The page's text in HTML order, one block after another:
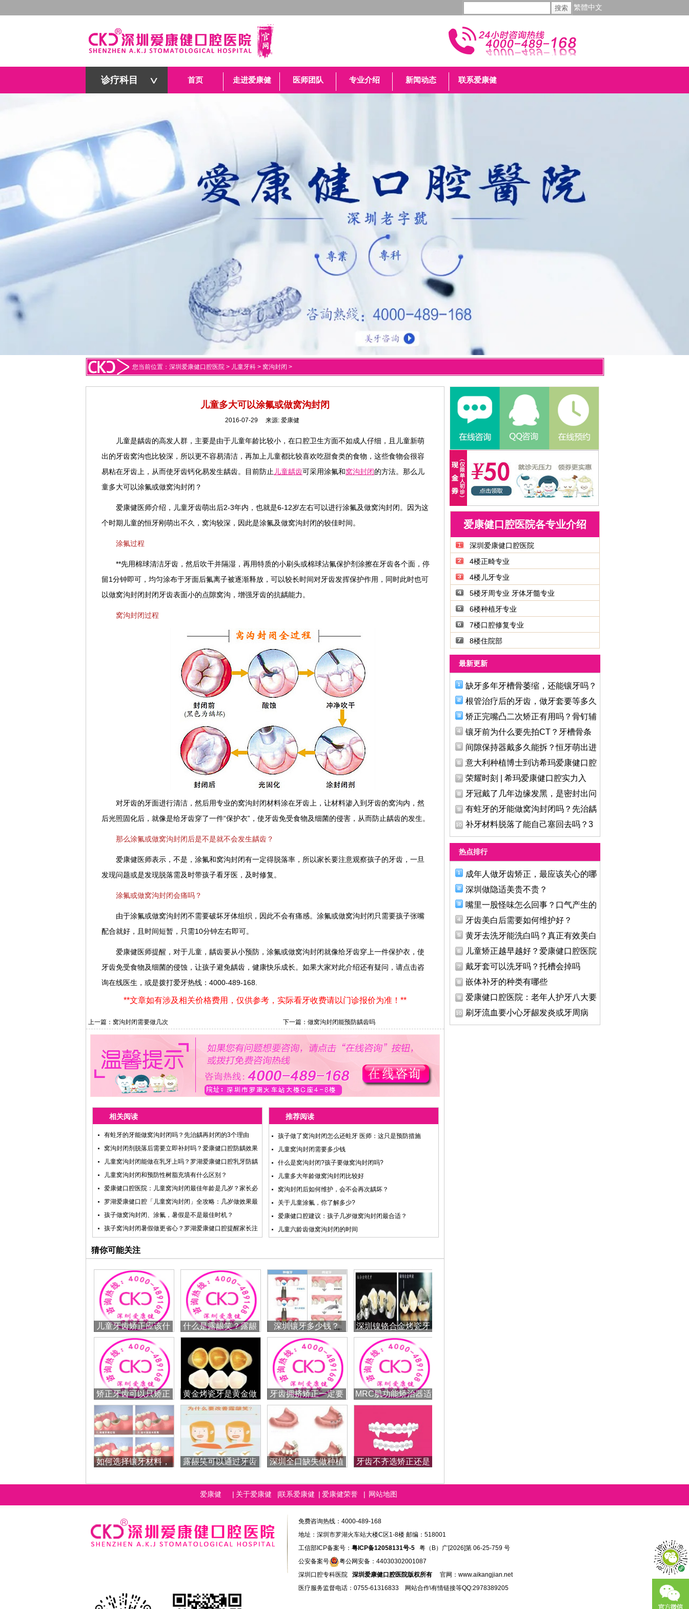
繁體中文
诊疗科目 首页 走进爱康健 医师团队 专业介绍 新闻动态 联系爱康健
您当前位置： 深圳爱康健口腔医院 > 儿童牙科 > 窝沟封闭 >
儿童多大可以涂氟或做窝沟封闭
2016-07-29 来源: 爱康健
儿童是龋齿的高发人群，主要是由于儿童年龄比较小，在口腔卫生方面不如成人仔细，且儿童新萌
出的牙齿窝沟也比较深，所以更不容易清洁，再加上儿童都比较喜欢吃甜食类的食物，这些食物会很容
易粘在牙齿上，从而使牙齿钙化易发生龋齿。目前防止 儿童龋齿可采用涂氟和窝沟封闭的方法。那么儿
童多大可以涂氟或做窝沟封闭？
爱康健医师介绍，儿童牙齿萌出后2-3年内，也就是6-12岁左右可以进行涂氟及做窝沟封闭。因为这
个时期儿童的恒牙刚萌出不久，窝沟较深，因此是涂氟及做窝沟封闭的较佳时间。
涂氟过程
**先用棉球清洁牙齿，然后吹干并隔湿，再用特质的小刷头或棉球沾氟保护剂涂擦在牙齿各个面，停
留1分钟即可，均匀涂布于牙面后氟离子被逐渐释放，可以较长时间对牙齿发挥保护作用，同时此时也可
以做窝沟封闭封闭牙齿表面小的点隙窝沟，增强牙齿的抗龋能力。
窝沟封闭过程
对牙齿的牙面进行清洁，然后用专业的窝沟封闭材料涂在牙齿上，让材料渗入到牙齿的窝沟内，然
后光照固化后，就像是给牙齿穿了一件“保护衣”，使牙齿免受食物及细菌的侵害，从而防止龋齿的发生。
那么涂氟或做窝沟封闭后是不是就不会发生龋齿？
爱康健医师表示，不是，涂氟和窝沟封闭有一定得脱落率，所以家长要注意观察孩子的牙齿，一旦
发现问题或是发现脱落需及时带孩子看牙医，及时修复。
涂氟或做窝沟封闭会痛吗？
由于涂氟或做窝沟封闭不需要破坏牙体组织，因此不会有痛感。涂氟或做窝沟封闭只需要孩子张嘴
配合就好，且时间短暂，只需10分钟左右即可。
爱康健医师提醒，对于儿童，龋齿要从小预防，涂氟或做窝沟封闭就像给牙齿穿上一件保护衣，使
牙齿免受食物及细菌的侵蚀，让孩子避免龋齿，健康快乐成长。如果大家对此介绍还有疑问，请点击咨
询在线医生，或是拨打爱牙热线：4000-489-168.
**文章如有涉及相关价格费用，仅供参考，实际看牙收费请以门诊报价为准！**
上一篇： 窝沟封闭需要做几次 下一篇： 做窝沟封闭能预防龋齿吗
相关阅读
有蛀牙的牙能做窝沟封闭吗？先治龋再封闭的3个理由
窝沟封闭剂脱落后需要立即补封吗？爱康健口腔防龋效果
儿童窝沟封闭能做在乳牙上吗？罗湖爱康健口腔乳牙防龋
儿童窝沟封闭和预防性树脂充填有什么区别？
爱康健口腔医院：儿童窝沟封闭最佳年龄是几岁？家长必
罗湖爱康健口腔「儿童窝沟封闭」全攻略：几岁做效果最
孩子做窝沟封闭、涂氟，暑假是不是最佳时机？
孩子窝沟封闭暑假做更省心？罗湖爱康健口腔提醒家长注
推荐阅读
孩子做了窝沟封闭怎么还蛀牙 医师：这只是预防措施
儿童窝沟封闭需要多少钱
什么是窝沟封闭?孩子要做窝沟封闭吗?
儿童多大年龄做窝沟封闭比较好
窝沟封闭后如何维护，会不会再次龋坏？
关于儿童涂氟，你了解多少?
爱康健口腔建议：孩子几岁做窝沟封闭最合适？
儿童六龄齿做窝沟封闭的时间
猜你可能关注
儿童牙齿矫正应该什
么时候做较好
什么是露龈笑？露龈
笑怎么办？
深圳镶牙多少钱？
深圳镍铬合金烤瓷牙
的价格一般是
矫正牙齿可以只矫正
一排牙齿吗？
黄金烤瓷牙是黄金做
的吗？怎么样
牙齿拥挤矫正一定要
拔牙吗
MRC肌功能矫治器适
合哪些儿童？
如何选择镶牙材料，
露龈笑可以通过牙齿
深圳全口缺失做种植
牙齿不齐选矫正还是
爱康健口腔医院各专业介绍
深圳爱康健口腔医院
4楼正畸专业
4楼儿牙专业
5楼牙周专业 牙体牙髓专业
6楼种植牙专业
7楼口腔修复专业
8楼住院部
最新更新
缺牙多年牙槽骨萎缩，还能镶牙吗？
根管治疗后的牙齿，做牙套要等多久
矫正完嘴凸二次矫正有用吗？骨钉辅
镶牙前为什么要先拍CT？牙槽骨条
件
间隙保持器戴多久能拆？恒牙萌出进
意大利种植博士到访希玛爱康健口腔
荣耀时刻 | 希玛爱康健口腔实力入
牙冠戴了几年边缘发黑，是密封出问
有蛀牙的牙能做窝沟封闭吗？先治龋
补牙材料脱落了能自己塞回去吗？3
热点排行
成年人做牙齿矫正，最应该关心的哪
深圳做隐适美贵不贵？
嘴里一股怪味怎么回事？口气产生的
牙齿美白后需要如何维护好？
黄牙去洗牙能洗白吗？真正有效美白
儿童矫正越早越好？爱康健口腔医院
戴牙套可以洗牙吗？托槽会掉吗
嵌体补牙的种类有哪些
爱康健口腔医院：老年人护牙八大要
刷牙流血要小心牙龈发炎或牙周病
爱康健 | 关于爱康健 |联系爱康健 |爱康健荣誉 | 网站地图
免费咨询热线：4000-489-168
地址：深圳市罗湖火车站大楼C区1-8楼 邮编：518001
工信部ICP备案号： 粤ICP备12058131号-5 粤（B）广[2026]第 06-25-759 号
公安备案号
粤公网安备：44030302001087
深圳口腔专科医院
深圳爱康健口腔医院版权所有 官网： www.aikangjian.net
医疗服务监督电话：0755-61316833 网站合作\有情链接等QQ:2978389205